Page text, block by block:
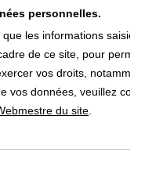
personnelles.
les informations saisies
de ce site, pour
vos droits,
vos données, veuillez
du site